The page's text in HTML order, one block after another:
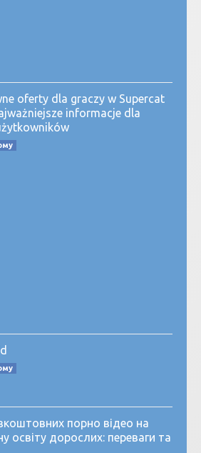
oferty dla graczy w Supercat
informacje dla
порно відео на
освіту дорослих: переваги та